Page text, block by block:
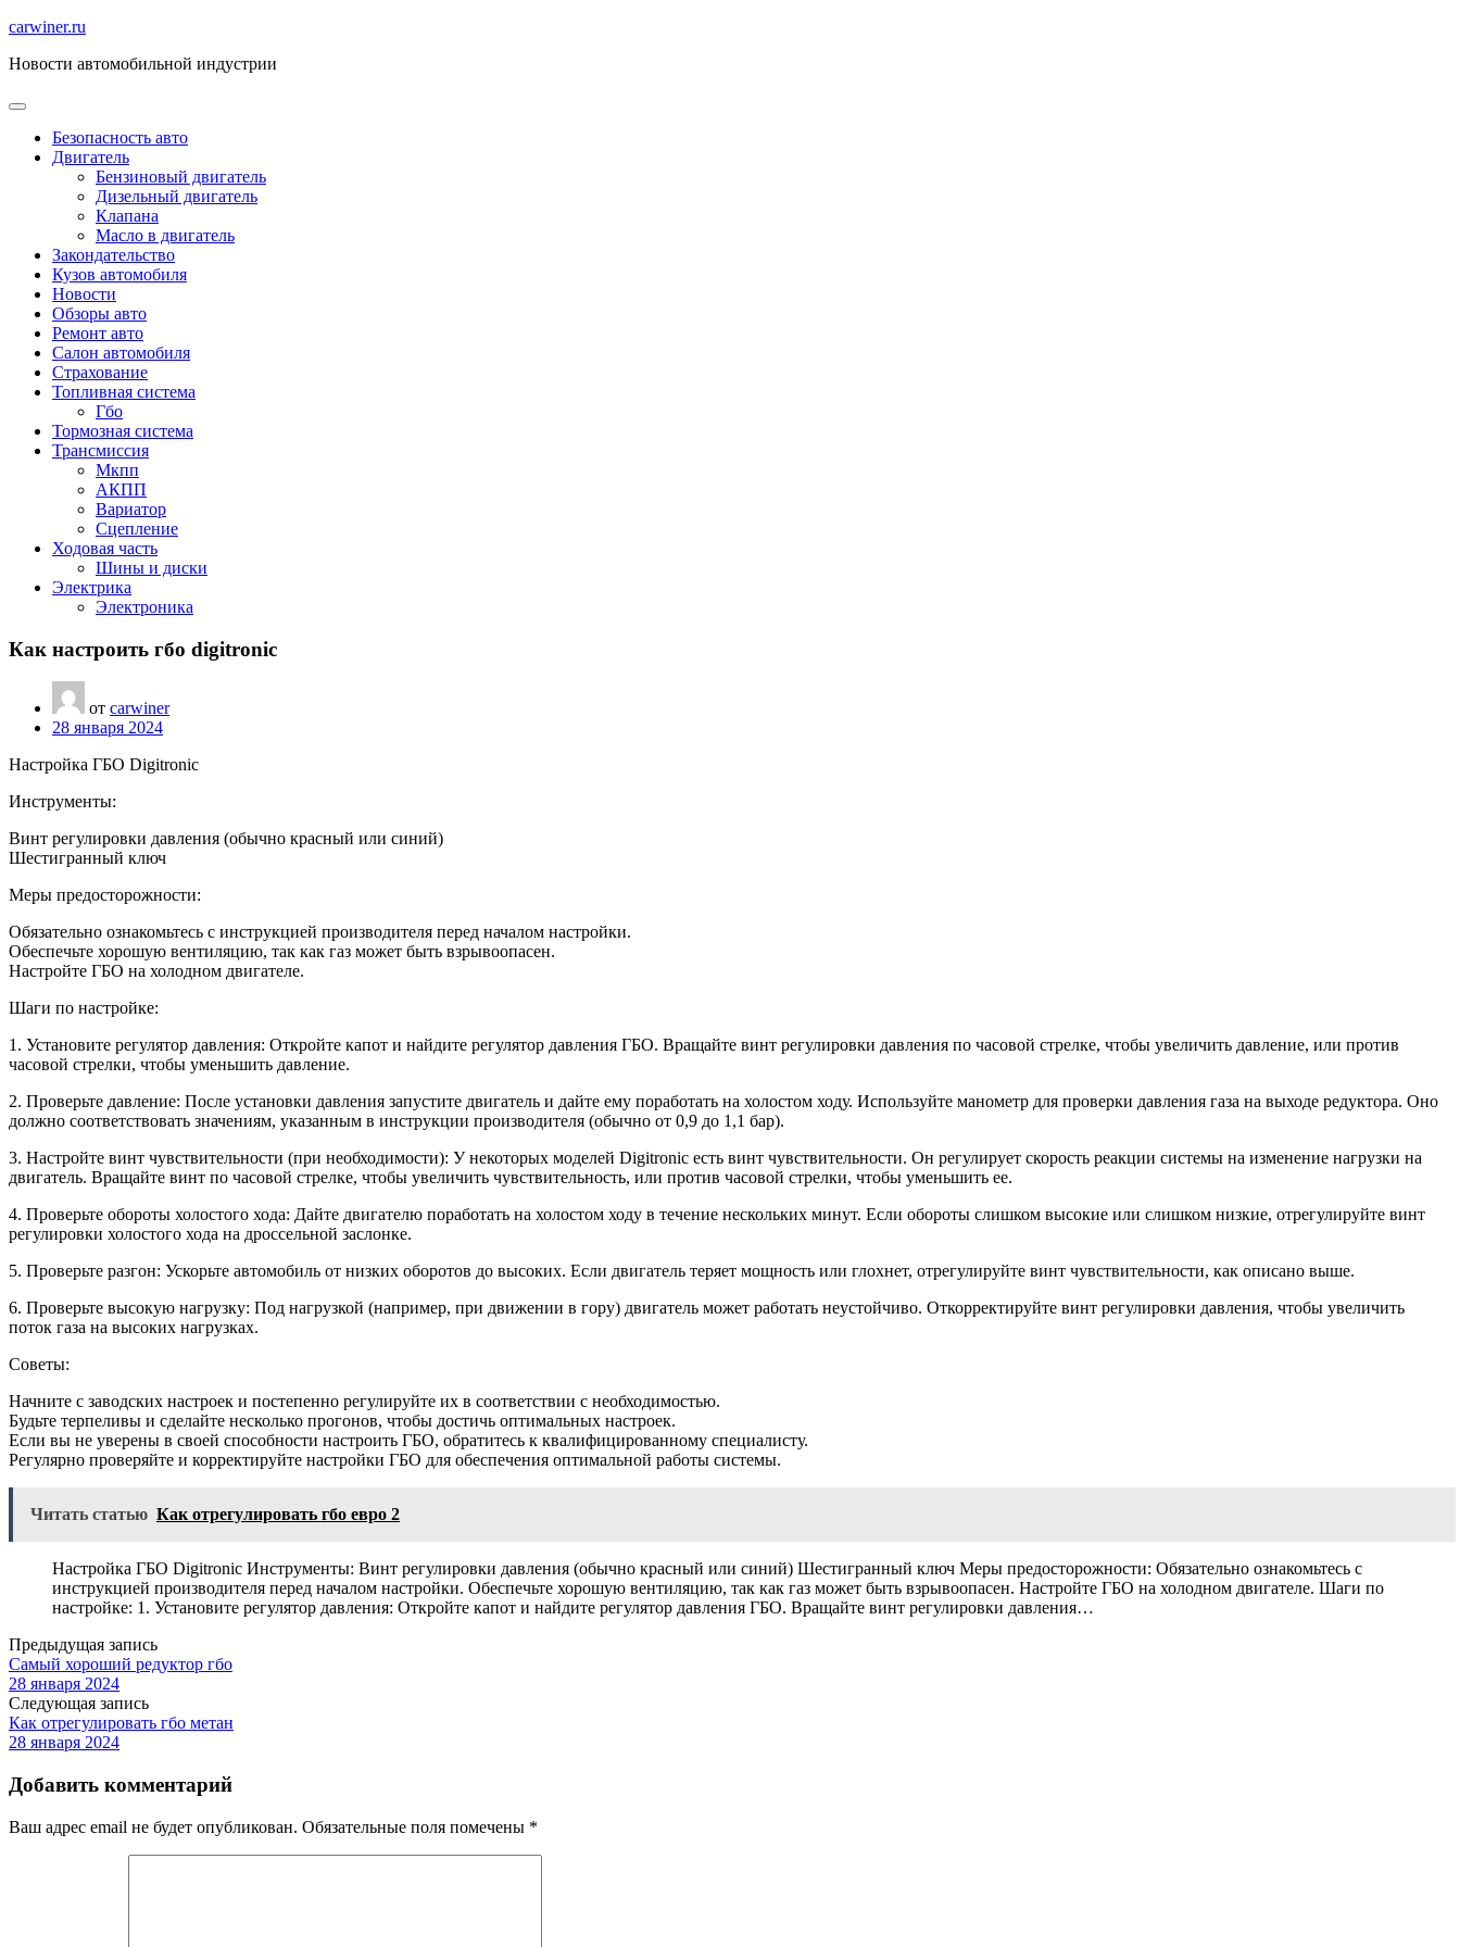
Перейти
содержимому
carwiner.ru
Новости автомобильной индустрии
Безопасность авто
Двигатель
Бензиновый двигатель
Дизельный двигатель
Клапана
Масло в двигатель
Закондательство
Кузов автомобиля
Новости
Обзоры авто
Ремонт авто
Салон автомобиля
Страхование
Топливная система
Гбо
Тормозная система
Трансмиссия
Мкпп
АКПП
Вариатор
Сцепление
Ходовая часть
Шины и диски
Электрика
Электроника
Как настроить гбо digitronic
от carwiner
28 января 2024
Настройка ГБО Digitronic
Инструменты:
Винт регулировки давления (обычно красный или синий)
Шестигранный ключ
Меры предосторожности:
Обязательно ознакомьтесь с инструкцией производителя перед началом настройки.
Обеспечьте хорошую вентиляцию, так как газ может быть взрывоопасен.
Настройте ГБО на холодном двигателе.
Шаги по настройке:
1. Установите регулятор давления: Откройте капот и найдите регулятор давления ГБО. Вращайте винт регулировки давления по часовой стрелке, чтобы увеличить давление, или против
часовой стрелки, чтобы уменьшить давление.
2. Проверьте давление: После установки давления запустите двигатель и дайте ему поработать на холостом ходу. Используйте манометр для проверки давления газа на выходе редуктора. Оно
должно соответствовать значениям, указанным в инструкции производителя (обычно от 0,9 до 1,1 бар).
3. Настройте винт чувствительности (при необходимости): У некоторых моделей Digitronic есть винт чувствительности. Он регулирует скорость реакции системы на изменение нагрузки на
двигатель. Вращайте винт по часовой стрелке, чтобы увеличить чувствительность, или против часовой стрелки, чтобы уменьшить ее.
4. Проверьте обороты холостого хода: Дайте двигателю поработать на холостом ходу в течение нескольких минут. Если обороты слишком высокие или слишком низкие, отрегулируйте винт
регулировки холостого хода на дроссельной заслонке.
5. Проверьте разгон: Ускорьте автомобиль от низких оборотов до высоких. Если двигатель теряет мощность или глохнет, отрегулируйте винт чувствительности, как описано выше.
6. Проверьте высокую нагрузку: Под нагрузкой (например, при движении в гору) двигатель может работать неустойчиво. Откорректируйте винт регулировки давления, чтобы увеличить
поток газа на высоких нагрузках.
Советы:
Начните с заводских настроек и постепенно регулируйте их в соответствии с необходимостью.
Будьте терпеливы и сделайте несколько прогонов, чтобы достичь оптимальных настроек.
Если вы не уверены в своей способности настроить ГБО, обратитесь к квалифицированному специалисту.
Регулярно проверяйте и корректируйте настройки ГБО для обеспечения оптимальной работы системы.
Читать статью Как отрегулировать гбо евро 2
Настройка ГБО Digitronic Инструменты: Винт регулировки давления (обычно красный или синий) Шестигранный ключ Меры предосторожности: Обязательно ознакомьтесь с
инструкцией производителя перед началом настройки. Обеспечьте хорошую вентиляцию, так как газ может быть взрывоопасен. Настройте ГБО на холодном двигателе. Шаги по
настройке: 1. Установите регулятор давления: Откройте капот и найдите регулятор давления ГБО. Вращайте винт регулировки давления…
Предыдущая запись
Самый хороший редуктор гбо
28 января 2024
Следующая запись
Как отрегулировать гбо метан
28 января 2024
Добавить комментарий
Ваш адрес email не будет опубликован. Обязательные поля помечены *